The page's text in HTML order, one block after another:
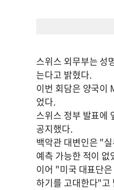
스위스 외무부는 성
는다고 밝혔다.
이번 회담은 양국이
었다.
스위스 정부 발표에
공지했다.
백악관 대변인은 "
예측 가능한 적이
이어 "미국 대표단
하기를 고대한다"고